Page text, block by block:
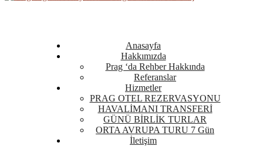
Anasayfa
Hakkımızda
Prag ‘da Rehber Hakkında
Referanslar
Hizmetler
PRAG OTEL REZERVASYONU
HAVALİMANI TRANSFERİ
GÜNÜ BİRLİK TURLAR
ORTA AVRUPA TURU 7 Gün
İletişim